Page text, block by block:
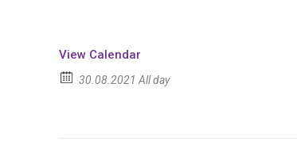
View Calendar
30.08.2021 All day